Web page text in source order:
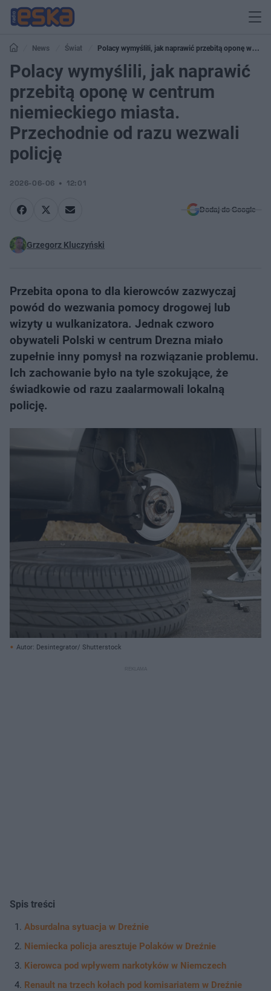
News Świat
Polacy wymyślili, jak naprawić przebitą oponę w
centrum niemieckiego miasta. Przechodnie od razu wezwali policję
Polacy wymyślili, jak naprawić
przebitą oponę w centrum
niemieckiego miasta.
Przechodnie od razu wezwali
policję
2026-06-06 12:01
Dodaj do Google
Grzegorz Kluczyński
Przebita opona to dla kierowców zazwyczaj
powód do wezwania pomocy drogowej lub
wizyty u wulkanizatora. Jednak czworo
obywateli Polski w centrum Drezna miało
zupełnie inny pomysł na rozwiązanie problemu.
Ich zachowanie było na tyle szokujące, że
świadkowie od razu zaalarmowali lokalną
policję.
Autor: Desintegrator/ Shutterstock
Spis treści
Absurdalna sytuacja w Dreźnie
Niemiecka policja aresztuje Polaków w Dreźnie
Kierowca pod wpływem narkotyków w Niemczech
Renault na trzech kołach pod komisariatem w Dreźnie